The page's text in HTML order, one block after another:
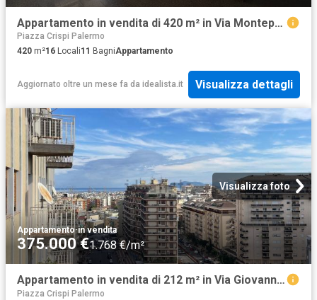
Appartamento in vendita di 420 m² in Via Montepellegrino
Piazza Crispi Palermo
420 m²16 Locali11 BagniAppartamento
Aggiornato oltre un mese fa da idealista.it Visualizza dettagli
Visualizza foto
Appartamento·in vendita
375.000 €1.768 €/m²
Appartamento in vendita di 212 m² in Via Giovanni Campolo, 92
Piazza Crispi Palermo